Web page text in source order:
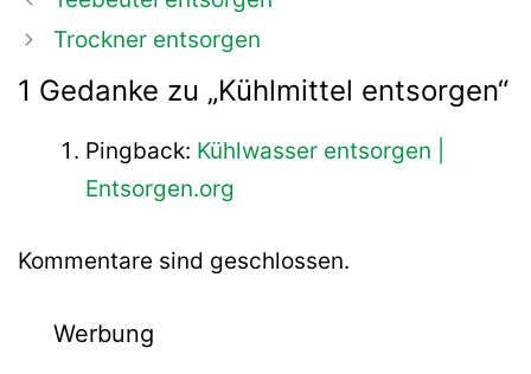
Navigation
Trockner entsorgen
1 Gedanke zu „Kühlmittel entsorgen“
Pingback: Kühlwasser entsorgen |
Entsorgen.org
Kommentare sind geschlossen.
Werbung